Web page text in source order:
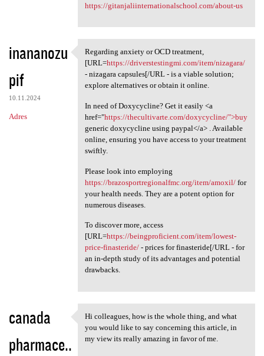
https://gitanjaliinternationalschool.com/about-us
inananozu
pif
10.11.2024
Adres
Regarding anxiety or OCD
Regarding anxiety or OCD treatment,
[URL=https://driverstestingmi.com/item/nizagara/
- nizagara capsules[/URL - is a viable solution;
explore alternatives or obtain it online.
In need of Doxycycline? Get it easily <a
href="https://thecultivarte.com/doxycycline/">buy
generic doxycycline using paypal</a> . Available
online, ensuring you have access to your treatment
swiftly.
Please look into employing
https://brazosportregionalfmc.org/item/amoxil/for
your health needs. They are a potent option for
numerous diseases.
To discover more, access
[URL=https://beingproficient.com/item/lowest-
price-finasteride/- prices for finasteride[/URL - for
an in-depth study of its advantages and potential
drawbacks.
canada
pharmace..
Hi colleagues, how is the
Hi colleagues, how is the whole thing, and what
you would like to say concerning this article, in
my view its really amazing in favor of me.